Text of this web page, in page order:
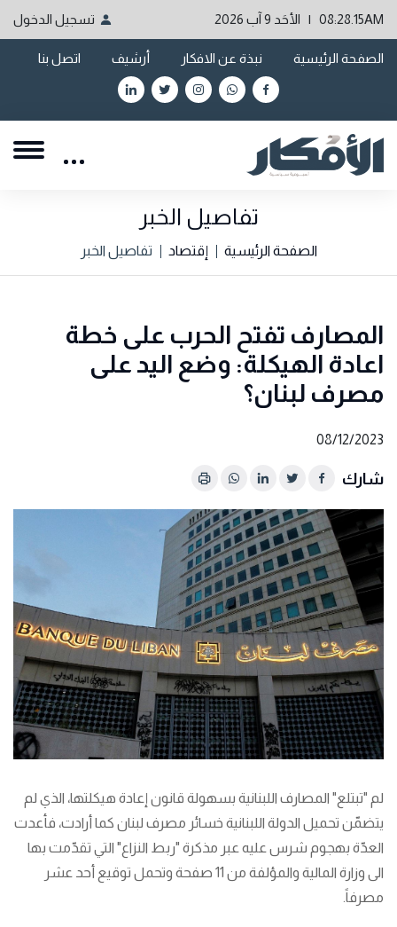
08:28.15AM | الأحَد 9 آب 2026 تسجيل الدخول
الصفحة الرئيسية نبذة عن الافكار أرشيف اتصل بنا
تفاصيل الخبر
الصفحة الرئيسية إقتصاد تفاصيل الخبر
المصارف تفتح الحرب على خطة
اعادة الهيكلة: وضع اليد على
مصرف لبنان؟
08/12/2023
شارك
لم "تبتلع" المصارف اللبنانية بسهولة قانون إعادة هيكلتها، الذي لم
يتضمّن تحميل الدولة اللبنانية خسائر مصرف لبنان كما أرادت، فأعدت
العدّة بهجوم شرس عليه عبر مذكرة "ربط النزاع" التي تقدّمت بها
الى وزارة المالية والمؤلفة من 11 صفحة وتحمل توقيع أحد عشر
مصرفاً.